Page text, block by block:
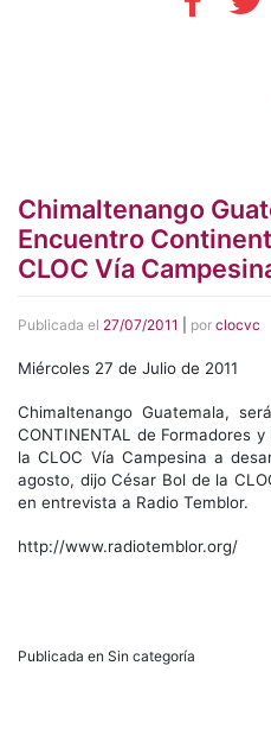
Chimaltenango
Encuentro
CLOC Vía
Publicada el 27/07/2011 por clocvc
Miércoles 27 de Julio de 2011
Chimaltenango Guatemala,
CONTINENTAL de Formadores
la CLOC Vía Campesina a
agosto, dijo César Bol de la
en entrevista a Radio Temblor.
http://www.radiotemblor.org/
Publicada en Sin categoría